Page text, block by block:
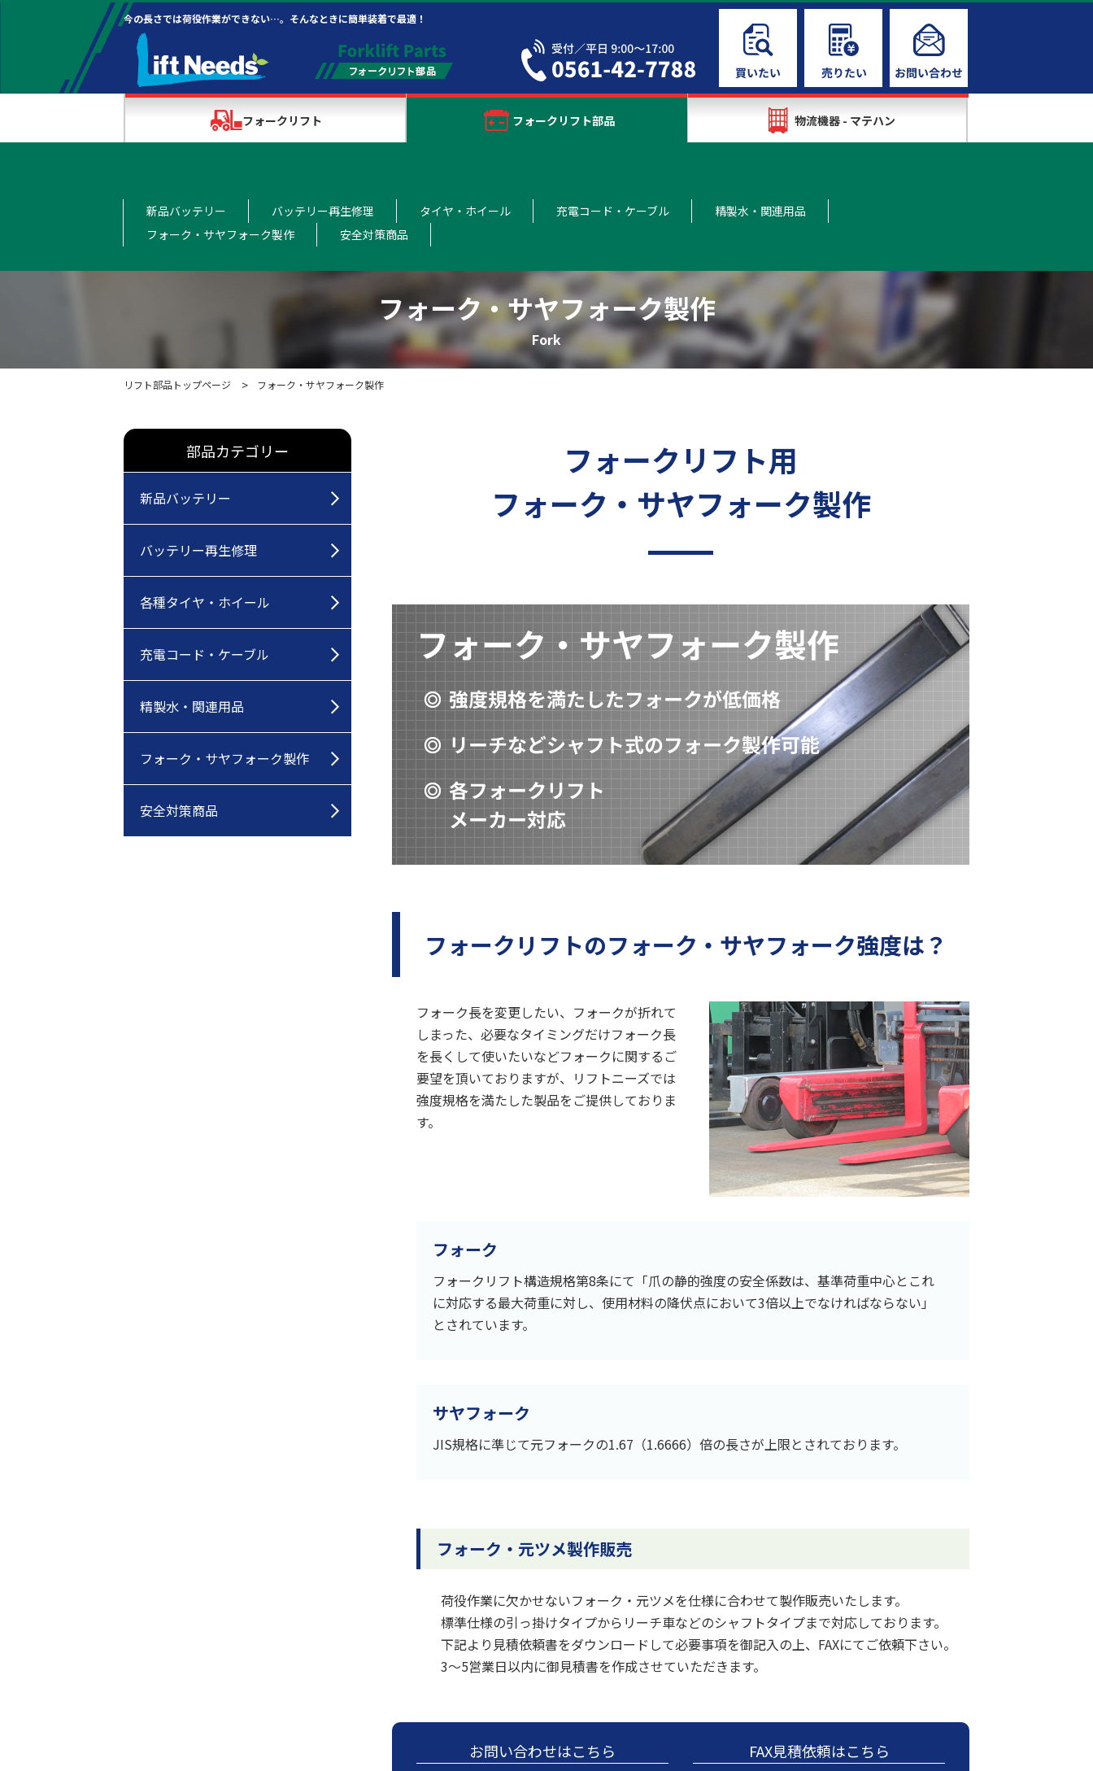
今の長さでは荷役作業ができない…。そんなときに簡単装着で最適！
フォークリフト フォークリフト部品 物流機器 - マテハン
新品バッテリー バッテリー再生修理 タイヤ・ホイール 充電コード・ケーブル
精製水・関連用品
フォーク・サヤフォーク製作
安全対策商品
フォーク・サヤフォーク製作
Fork
リフト部品トップページ フォーク・サヤフォーク製作
部品カテゴリー
新品バッテリー
バッテリー再生修理
各種タイヤ・ホイール
充電コード・ケーブル
精製水・関連用品
フォーク・サヤフォーク製作
安全対策商品
フォークリフト用
フォーク・サヤフォーク製作
フォークリフトのフォーク・サヤフォーク強度は？
フォーク長を変更したい、フォークが折れて
しまった、必要なタイミングだけフォーク長
を長くして使いたいなどフォークに関するご
要望を頂いておりますが、リフトニーズでは
強度規格を満たした製品をご提供しておりま
す。
フォーク
フォークリフト構造規格第8条にて「爪の静的強度の安全係数は、基準荷重中心とこれ
に対応する最大荷重に対し、使用材料の降伏点において3倍以上でなければならない」
とされています。
サヤフォーク
JIS規格に準じて元フォークの1.67（1.6666）倍の長さが上限とされております。
フォーク・元ツメ製作販売
荷役作業に欠かせないフォーク・元ツメを仕様に合わせて製作販売いたします。
標準仕様の引っ掛けタイプからリーチ車などのシャフトタイプまで対応しております。
下記より見積依頼書をダウンロードして必要事項を御記入の上、FAXにてご依頼下さい。
3～5営業日以内に御見積書を作成させていただきます。
お問い合わせはこちら
FAX見積依頼はこちら